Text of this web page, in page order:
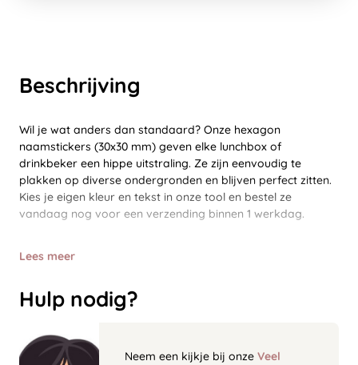
Beschrijving
Wil je wat anders dan standaard? Onze hexagon
naamstickers (30x30 mm) geven elke lunchbox of
drinkbeker een hippe uitstraling. Ze zijn eenvoudig te
plakken op diverse ondergronden en blijven perfect zitten.
Kies je eigen kleur en tekst in onze tool en bestel ze
vandaag nog voor een verzending binnen 1 werkdag.
Lees meer
Hulp nodig?
Neem een kijkje bij onze Veel